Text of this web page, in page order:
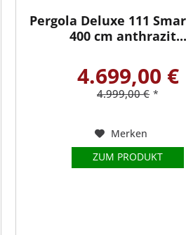
Pergola Deluxe 111
400 cm anthrazit...
4.699,00 €
4.999,00 € *
Merken
ZUM PRODUKT